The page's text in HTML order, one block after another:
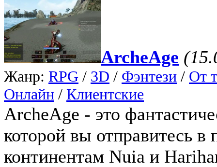
ArcheAge
Жанр: RPG / 3D / Фэнтези / От
Онлайн / Клиентские
ArcheAge - это
которой вы отправитесь
континентам Nuia и